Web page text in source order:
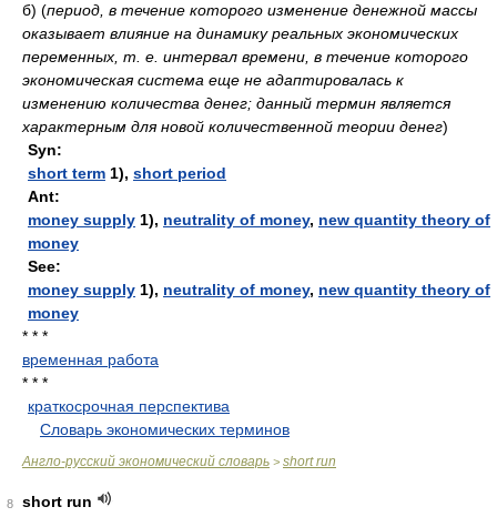
б) (период, в течение которого изменение денежной массы
оказывает влияние на динамику реальных экономических
переменных, т. е. интервал времени, в течение которого
экономическая система еще не адаптировалась к
изменению количества денег; данный термин является
характерным для новой количественной теории денег)
Syn:
short term 1), short period
Ant:
money supply 1), neutrality of money, new quantity theory of
money
See:
money supply 1), neutrality of money, new quantity theory of
money
* * *
временная работа
* * *
краткосрочная перспектива
Словарь экономических терминов
Англо-русский экономический словарь > short run
8 short run